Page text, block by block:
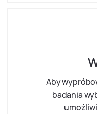
Aby
badania